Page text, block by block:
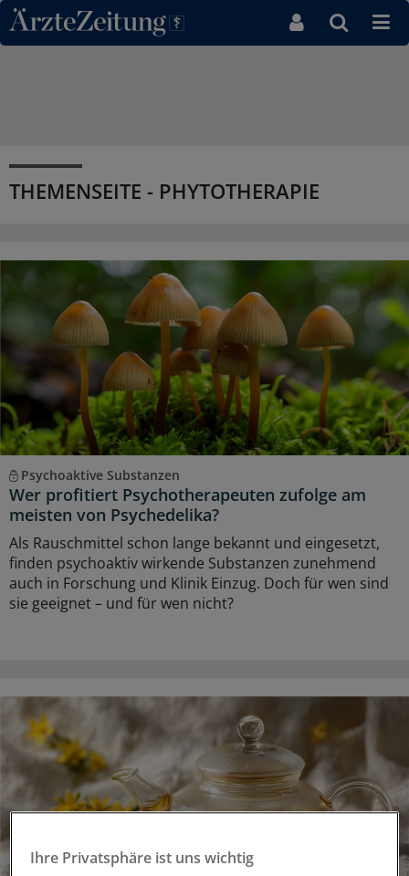
Direkt zum Inhaltsbereich
THEMENSEITE - PHYTOTHERAPIE
Psychoaktive Substanzen
Wer profitiert Psychotherapeuten zufolge am
meisten von Psychedelika?
Als Rauschmittel schon lange bekannt und eingesetzt,
finden psychoaktiv wirkende Substanzen zunehmend
auch in Forschung und Klinik Einzug. Doch für wen sind
sie geeignet – und für wen nicht?
Ihre Privatsphäre ist uns wichtig